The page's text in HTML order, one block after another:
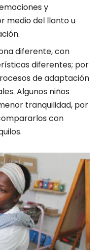
y
medio del llanto u
diferente, con
diferentes; por
de adaptación
Algunos niños
tranquilidad, por
con